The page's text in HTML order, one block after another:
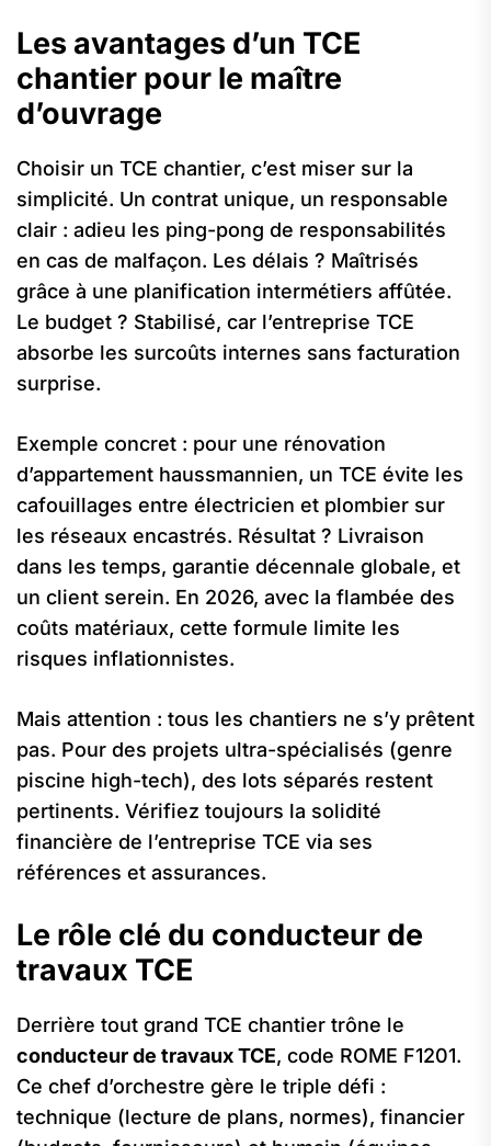
Les avantages d’un TCE
chantier pour le maître
d’ouvrage
Choisir un TCE chantier, c’est miser sur la
simplicité. Un contrat unique, un responsable
clair : adieu les ping-pong de responsabilités
en cas de malfaçon. Les délais ? Maîtrisés
grâce à une planification intermétiers affûtée.
Le budget ? Stabilisé, car l’entreprise TCE
absorbe les surcoûts internes sans facturation
surprise.
Exemple concret : pour une rénovation
d’appartement haussmannien, un TCE évite les
cafouillages entre électricien et plombier sur
les réseaux encastrés. Résultat ? Livraison
dans les temps, garantie décennale globale, et
un client serein. En 2026, avec la flambée des
coûts matériaux, cette formule limite les
risques inflationnistes.
Mais attention : tous les chantiers ne s’y prêtent
pas. Pour des projets ultra-spécialisés (genre
piscine high-tech), des lots séparés restent
pertinents. Vérifiez toujours la solidité
financière de l’entreprise TCE via ses
références et assurances.
Le rôle clé du conducteur de
travaux TCE
Derrière tout grand TCE chantier trône le
conducteur de travaux TCE, code ROME F1201.
Ce chef d’orchestre gère le triple défi :
technique (lecture de plans, normes), financier